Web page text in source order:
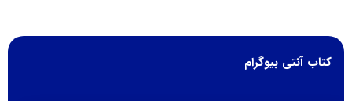
کتاب آنتی بیوگرام